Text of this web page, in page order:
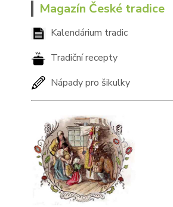
Magazín České tradice
Kalendárium tradic
Tradiční recepty
Nápady pro šikulky